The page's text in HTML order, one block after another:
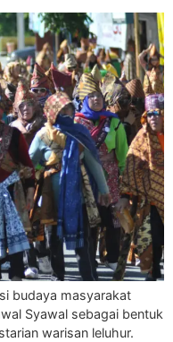
budaya masyarakat
Syawal sebagai bentuk
warisan leluhur.